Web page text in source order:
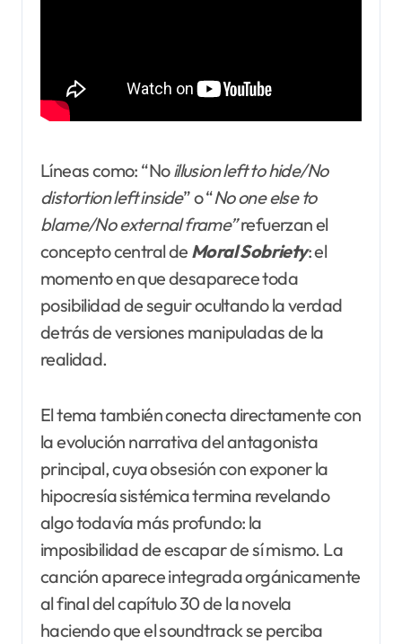
Líneas como: “Noillusion left to hide/No
distortion left inside” o “No one else to
blame/No external frame”refuerzan el
concepto central de Moral Sobriety: el
momento en que desaparece toda
posibilidad de seguir ocultando la verdad
detrás de versiones manipuladas de la
realidad.
El tema también conecta directamente con
la evolución narrativa del antagonista
principal, cuya obsesión con exponer la
hipocresía sistémica termina revelando
algo todavía más profundo: la
imposibilidad de escapar de sí mismo. La
canción aparece integrada orgánicamente
al final del capítulo 30 de la novela
haciendo que el soundtrack se perciba